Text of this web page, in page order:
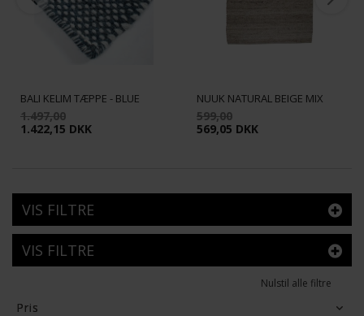
BALI KELIM TÆPPE - BLUE
1.497,00
1.422,15 DKK
NUUK NATURAL BEIGE MIX
599,00
569,05 DKK
VIS FILTRE
VIS FILTRE
Nulstil alle filtre
Pris